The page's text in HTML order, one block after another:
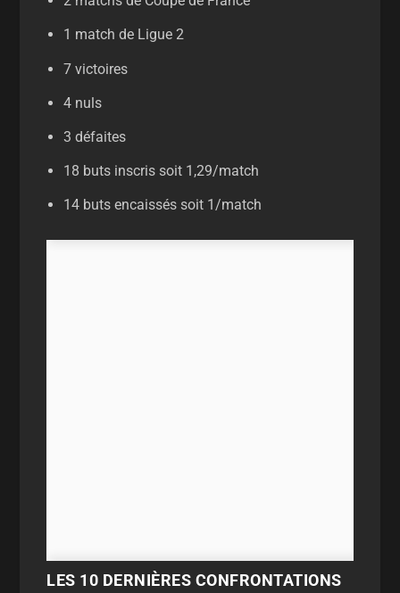
1 match de Ligue 2
7 victoires
4 nuls
3 défaites
18 buts inscris soit 1,29/match
14 buts encaissés soit 1/match
LES 10 DERNIÈRES CONFRONTATIONS